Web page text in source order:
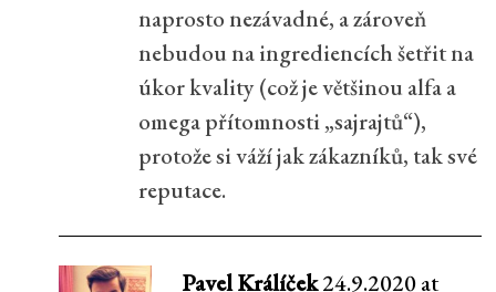
naprosto nezávadné, a zároveň
nebudou na ingrediencích šetřit na
úkor kvality (což je většinou alfa a
omega přítomnosti „sajrajtů“),
protože si váží jak zákazníků, tak své
reputace.
Pavel Králíček24.9.2020 at